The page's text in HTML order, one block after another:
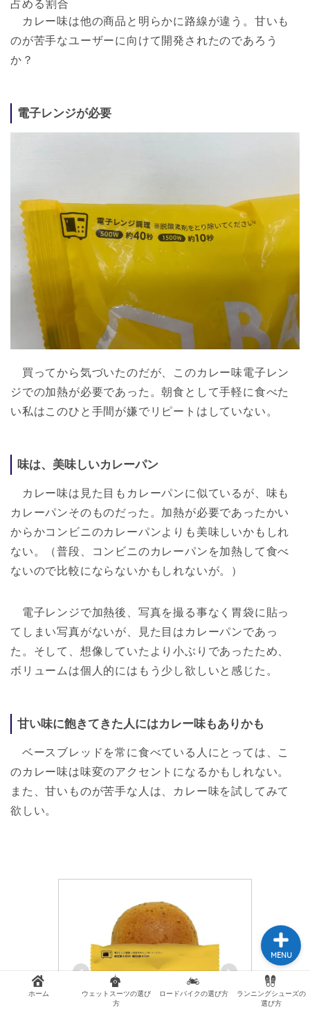
占める割合
カレー味は他の商品と明らかに路線が違う。甘いも
のが苦手なユーザーに向けて開発されたのであろう
か？
電子レンジが必要
買ってから気づいたのだが、このカレー味電子レン
ジでの加熱が必要であった。朝食として手軽に食べた
い私はこのひと手間が嫌でリピートはしていない。
味は、美味しいカレーパン
カレー味は見た目もカレーパンに似ているが、味も
カレーパンそのものだった。加熱が必要であったかい
からかコンビニのカレーパンよりも美味しいかもしれ
ない。（普段、コンビニのカレーパンを加熱して食べ
ないので比較にならないかもしれないが。）
電子レンジで加熱後、写真を撮る事なく胃袋に貼っ
てしまい写真がないが、見た目はカレーパンであっ
た。そして、想像していたより小ぶりであったため、
ボリュームは個人的にはもう少し欲しいと感じた。
甘い味に飽きてきた人にはカレー味もありかも
ベースブレッドを常に食べている人にとっては、こ
のカレー味は味変のアクセントになるかもしれない。
また、甘いものが苦手な人は、カレー味を試してみて
欲しい。
ホーム
ウェットスーツの選び
方
ロードバイクの選び方
ランニングシューズの
選び方
MENU
レビュー
トレーニング
レース